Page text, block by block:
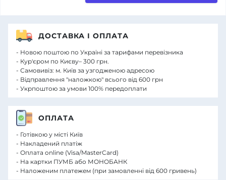
ДОСТАВКА І ОПЛАТА
- Новою поштою по Україні за тарифами перевізника
- Кур'єром по Києву– 300 грн.
- Самовивіз: м. Київ за узгодженою адресою
- Відправлення "наложкою" всього від 600 грн
- Укрпоштою за умови 100% передоплати
ОПЛАТА
- Готівкою у місті Київ
- Накладений платіж
- Оплата online (Visa/MasterCard)
- На картки ПУМБ або МОНОБАНК
- Наложеним платежем (при замовленні від 600 гривень)